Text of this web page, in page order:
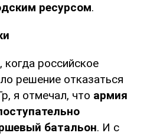
ресурсом.
когда российское
решение отказаться
я отмечал, что армия
батальон. И с